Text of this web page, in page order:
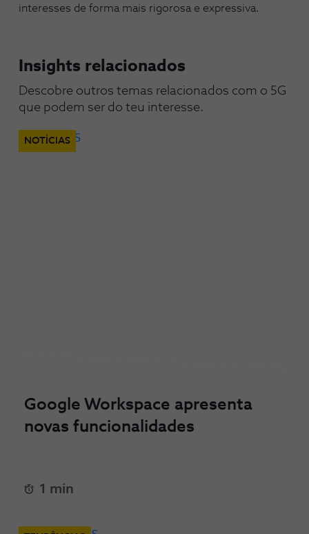
interesses de forma mais rigorosa e expressiva.
Insights relacionados
Descobre outros temas relacionados com o 5G
que podem ser do teu interesse.
NOTÍCIAS
Google Workspace apresenta
novas funcionalidades
1 min